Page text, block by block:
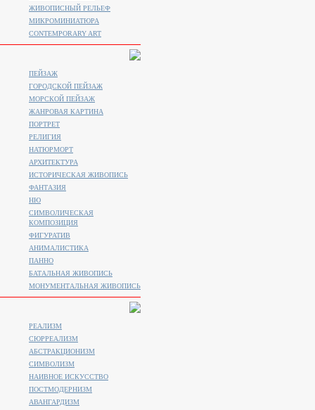
ЖИВОПИСНЫЙ РЕЛЬЕФ
МИКРОМИНИАТЮРА
CONTEMPORARY ART
ПЕЙЗАЖ
ГОРОДСКОЙ ПЕЙЗАЖ
МОРСКОЙ ПЕЙЗАЖ
ЖАНРОВАЯ КАРТИНА
ПОРТРЕТ
РЕЛИГИЯ
НАТЮРМОРТ
АРХИТЕКТУРА
ИСТОРИЧЕСКАЯ ЖИВОПИСЬ
ФАНТАЗИЯ
НЮ
СИМВОЛИЧЕСКАЯ
КОМПОЗИЦИЯ
ФИГУРАТИВ
АНИМАЛИСТИКA
ПАННО
БАТАЛЬНАЯ ЖИВОПИСЬ
МОНУМЕНТАЛЬНАЯ ЖИВОПИСЬ
РЕАЛИЗМ
СЮРРЕАЛИЗМ
АБСТРАКЦИОНИЗМ
СИМВОЛИЗМ
НАИВНОЕ ИСКУССТВО
ПОСТМОДЕРНИЗМ
АВАНГАРДИЗМ